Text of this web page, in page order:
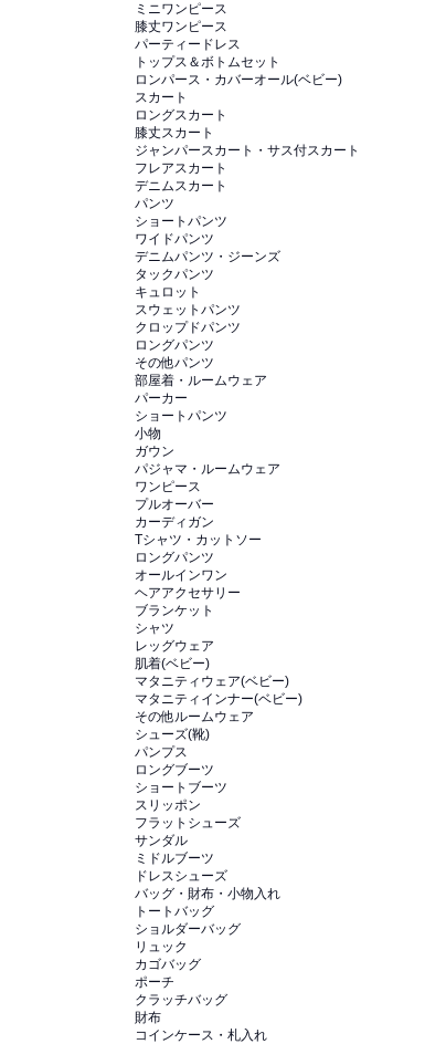
ミニワンピース
膝丈ワンピース
パーティードレス
トップス＆ボトムセット
ロンパース・カバーオール(ベビー)
スカート
ロングスカート
膝丈スカート
ジャンパースカート・サス付スカート
フレアスカート
デニムスカート
パンツ
ショートパンツ
ワイドパンツ
デニムパンツ・ジーンズ
タックパンツ
キュロット
スウェットパンツ
クロップドパンツ
ロングパンツ
その他パンツ
部屋着・ルームウェア
パーカー
ショートパンツ
小物
ガウン
パジャマ・ルームウェア
ワンピース
プルオーバー
カーディガン
Tシャツ・カットソー
ロングパンツ
オールインワン
ヘアアクセサリー
ブランケット
シャツ
レッグウェア
肌着(ベビー)
マタニティウェア(ベビー)
マタニティインナー(ベビー)
その他ルームウェア
シューズ(靴)
パンプス
ロングブーツ
ショートブーツ
スリッポン
フラットシューズ
サンダル
ミドルブーツ
ドレスシューズ
バッグ・財布・小物入れ
トートバッグ
ショルダーバッグ
リュック
カゴバッグ
ポーチ
クラッチバッグ
財布
コインケース・札入れ